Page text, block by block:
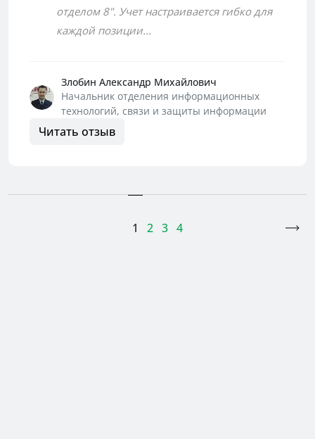
отделом 8". Учет настраивается гибко для
каждой позиции...
Злобин Александр Михайлович
Начальник отделения информационных
технологий, связи и защиты информации
Читать отзыв
1 2 3 4